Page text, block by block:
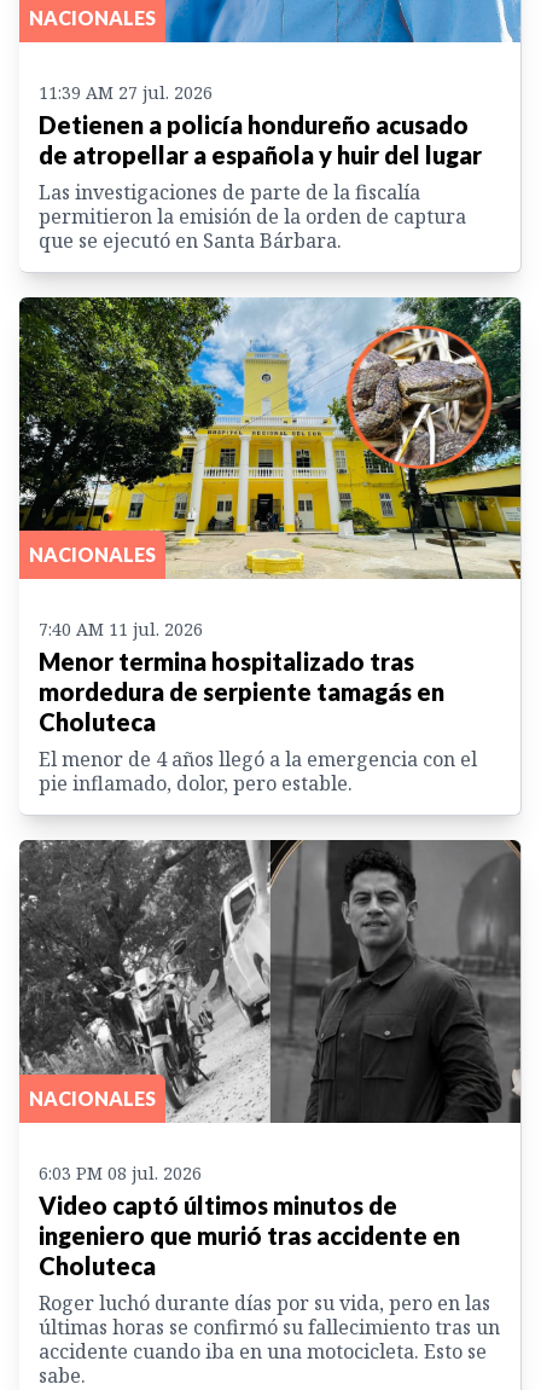
NACIONALES
11:39 AM 27 jul. 2026
Detienen a policía hondureño acusado
de atropellar a española y huir del lugar
Las investigaciones de parte de la fiscalía
permitieron la emisión de la orden de captura
que se ejecutó en Santa Bárbara.
NACIONALES
7:40 AM 11 jul. 2026
Menor termina hospitalizado tras
mordedura de serpiente tamagás en
Choluteca
El menor de 4 años llegó a la emergencia con el
pie inflamado, dolor, pero estable.
NACIONALES
6:03 PM 08 jul. 2026
Video captó últimos minutos de
ingeniero que murió tras accidente en
Choluteca
Roger luchó durante días por su vida, pero en las
últimas horas se confirmó su fallecimiento tras un
accidente cuando iba en una motocicleta. Esto se
sabe.